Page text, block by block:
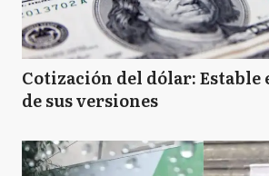
B Bragado
B Brandsen
Cotización del dólar: Estable
de sus versiones